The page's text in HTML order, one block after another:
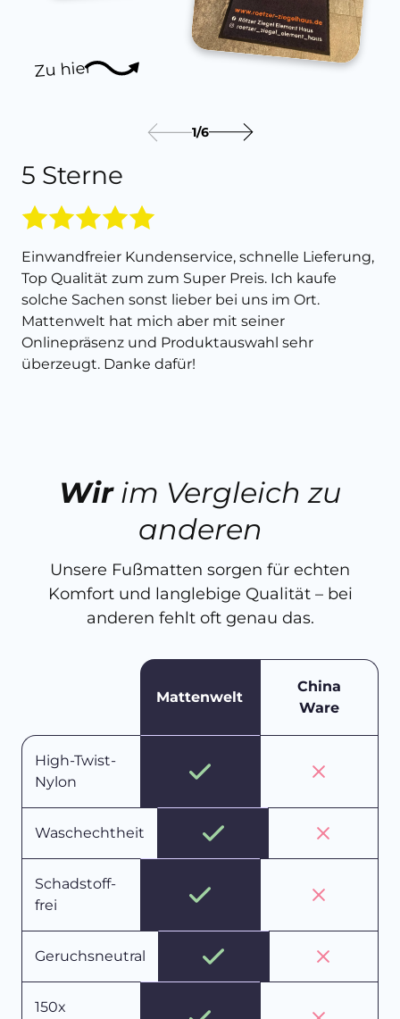
Zu hier
5 Sterne
Einwandfreier Kundenservice, schnelle Lieferung,
Top Qualität zum zum Super Preis. Ich kaufe
solche Sachen sonst lieber bei uns im Ort.
Mattenwelt hat mich aber mit seiner
Onlinepräsenz und Produktauswahl sehr
überzeugt. Danke dafür!
1/6
Wirim Vergleich zu
anderen
Unsere Fußmatten sorgen für echten
Komfort und langlebige Qualität – bei
anderen fehlt oft genau das.
Mattenwelt
China
Ware
High-Twist-
Nylon
Waschechtheit
Schadstoff-
frei
Geruchsneutral
150x